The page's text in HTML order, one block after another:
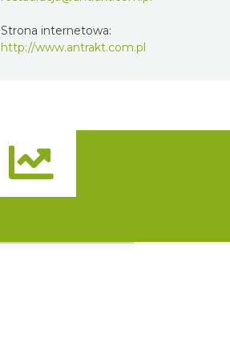
Strona internetowa:
http://www.antrakt.com.pl